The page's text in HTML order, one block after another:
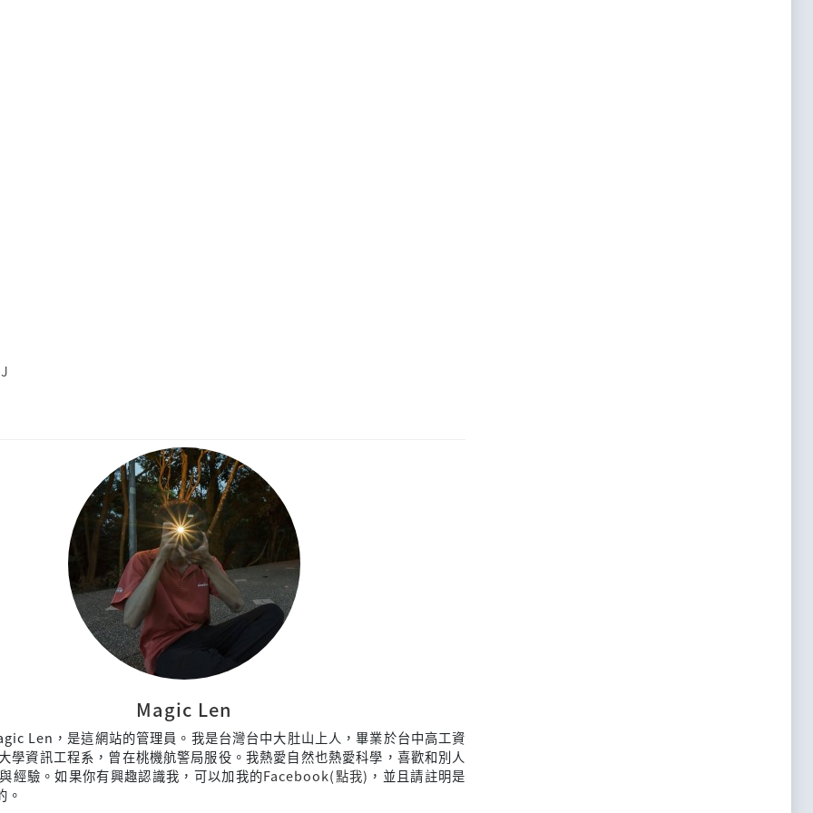
Magic Len
Len，是這網站的管理員。我是台灣台中大肚山上人，畢業於台中高工資
學資訊工程系，曾在桃機航警局服役。我熱愛自然也熱愛科學，喜歡和別人
經驗。如果你有興趣認識我，可以加我的Facebook(點我) ，並且請註明是
。